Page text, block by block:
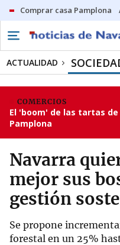
Comprar casa Pamplona
ACTUALIDAD
COMERCIOS
El 'boom' de las tartas
Pamplona
Navarra
mejor sus
gestión
Se propone
forestal en un 25%